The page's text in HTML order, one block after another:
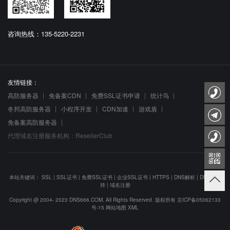
咨询热线：135-5220-2231
友情链接：
高防服务器
免备案CDN 免费SSL证书申请
统计鸟
冬邦高防服务器
小程序开发 CDN加速
游戏盾
免备案高防服务器
代理域名注册服务机构：ResellerClub
本站关键词： SSL | SSL证书 | 免费SSL证书 | 企业SSL证书 | HTTPS | DNS解析 | DNS防劫
持| 域名注册
Copyright @ 2004- 2023 DNS666.COM. All Rights Reserved. 版权所有 京ICP备05062133
号-15 网站地图 XML